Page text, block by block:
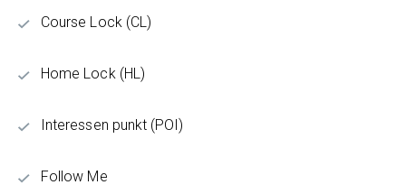
Course Lock (CL)
Home Lock (HL)
Interessen punkt (POI)
Follow Me